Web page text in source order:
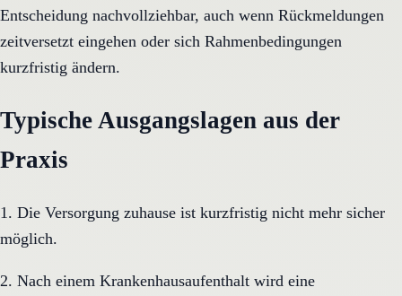
Entscheidung nachvollziehbar, auch wenn Rückmeldungen
zeitversetzt eingehen oder sich Rahmenbedingungen
kurzfristig ändern.
Typische Ausgangslagen aus der
Praxis
1. Die Versorgung zuhause ist kurzfristig nicht mehr sicher
möglich.
2. Nach einem Krankenhausaufenthalt wird eine